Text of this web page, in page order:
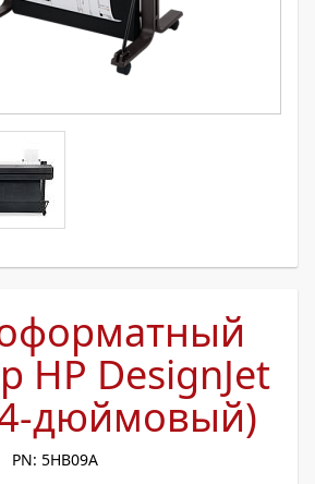
HP DesignJet
дюймовый)
PN: 5HB09A